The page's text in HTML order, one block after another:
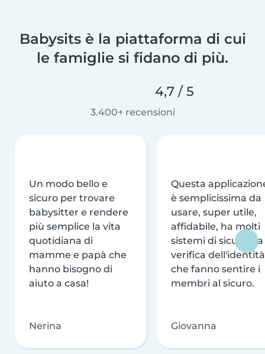
Babysits è la piattaforma di cui
le famiglie si fidano di più.
4,7 / 5
3.400+ recensioni
Un modo bello e
sicuro per trovare
babysitter e rendere
più semplice la vita
quotidiana di
mamme e papà che
hanno bisogno di
aiuto a casa!
Nerina
Questa
è semplicissima da
usare, super utile,
affidabile, ha molti
sistemi di sicurezza
verifica dell'identità
che fanno sentire i
membri al sicuro.
Giovanna